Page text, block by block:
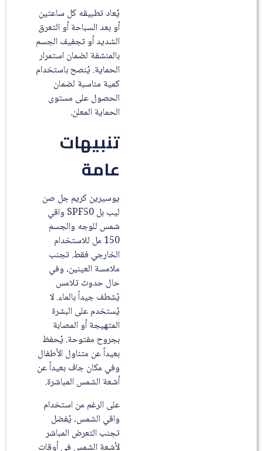
يُعاد تطبيقه كل ساعتين
أو بعد السباحة أو التعرق
الشديد أو تجفيف الجسم
بالمنشفة لضمان استمرار
الحماية. يُنصح باستخدام
كمية مناسبة لضمان
الحصول على مستوى
الحماية المعلن.
تنبيهات
عامة
يوسيرين كريم جل صن
ليب بل SPF50 واقي
شمس للوجه والجسم
150 مل للاستخدام
الخارجي فقط. تجنب
ملامسة العينين، وفي
حال حدوث تلامس
يُشطف جيداً بالماء. لا
يُستخدم على البشرة
المتهيجة أو المصابة
بجروح مفتوحة. يُحفظ
بعيداً عن متناول الأطفال
وفي مكان جاف بعيداً عن
أشعة الشمس المباشرة.
على الرغم من استخدام
واقي الشمس، يُفضل
تجنب التعرض المباشر
لأشعة الشمس في أوقات